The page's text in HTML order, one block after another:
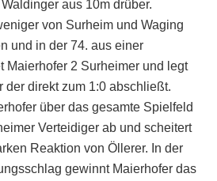
aus 10m drüber.
von Surheim und Waging
und in der 74. aus einer
Maierhofer 2 Surheimer und legt
der direkt zum 1:0 abschließt.
über das gesamte Spielfeld
Verteidiger ab und scheitert
Reaktion von Öllerer. In der
gewinnt Maierhofer das